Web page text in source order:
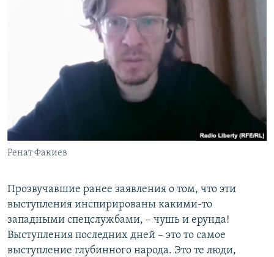
Ренат Факиев
Прозвучавшие ранее заявления о том, что эти
выступления инспирированы какими-то
западными спецслужбами, – чушь и ерунда!
Выступления последних дней – это то самое
выступление глубинного народа. Это те люди,